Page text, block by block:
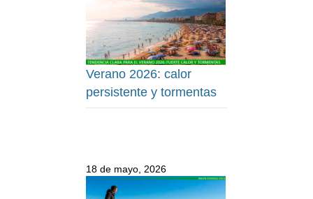
Verano 2026: calor
persistente y tormentas
18 de mayo, 2026